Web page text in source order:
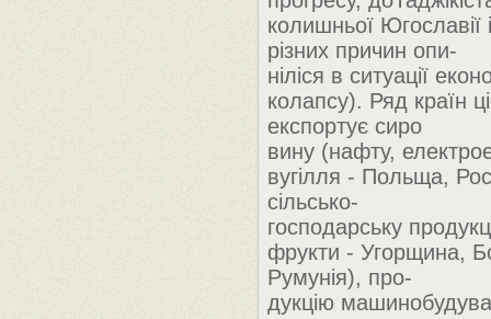
колишньої Югославії
різних причин опи-
ніліся в ситуації
колапсу). Ряд країн
експортує сиро
вину (нафту,
вугілля - Польща,
сільсько-
господарську
фрукти - Угорщина,
Румунія), про-
дукцію